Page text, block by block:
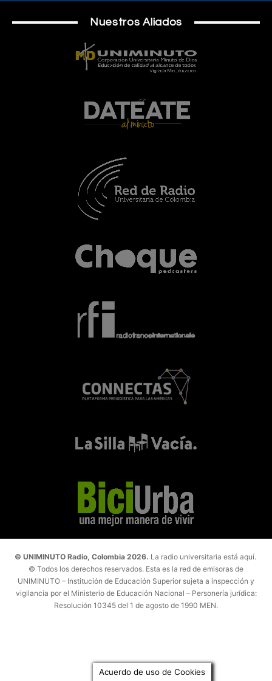
Nuestros Aliados
© UNIMINUTO Radio, Colombia 2026. La radio universitaria está aquí.
© Todos los derechos reservados. Esta es la red de emisoras de
UNIMINUTO – Institución de Educación Superior sujeta a inspección y
vigilancia por el Ministerio de Educación Nacional – Personería jurídica:
Resolución 10345 del 1 de agosto de 1990 MEN.
Acuerdo de uso de Cookies